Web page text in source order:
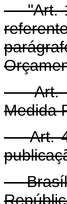
"Art.
Art. 3º
Medida
Art. 4º